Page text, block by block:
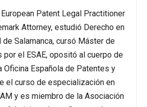
Patent Legal Practitioner
Attorney, estudió Derecho en
de Salamanca, cursó Máster de
por el ESAE, opositó al cuerpo de
Oficina Española de Patentes y
el curso de especialización en
y es miembro de la Asociación